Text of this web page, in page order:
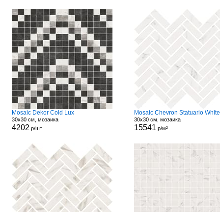
Mosaic Dekor Cold Lux
30x30 см, мозаика
4202 р/шт
30x30 см, мозаика
15541 р/м²